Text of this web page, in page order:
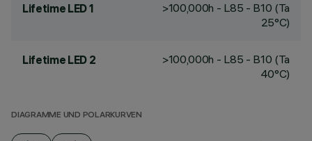
Lifetime LED 1
>100,000h - L85 - B10 (Ta
25°C)
Lifetime LED 2
>100,000h - L85 - B10 (Ta
40°C)
DIAGRAMME UND POLARKURVEN